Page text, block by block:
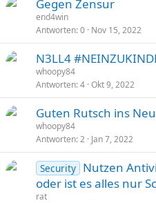
Gegen Zensur
end4win
Antworten 0 Nov 15, 2022
N3LL4
whoopy84
Antworten 4 Okt 9, 2022
Guten Rutsch ins
whoopy84
Antworten 2 Jan 7, 2022
Security Nutzen
oder ist es alles nur
rat